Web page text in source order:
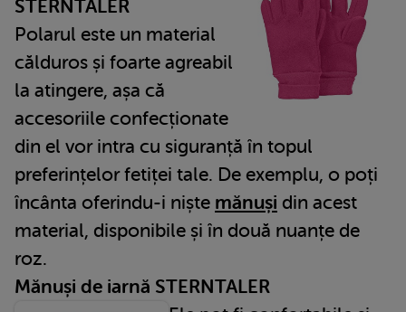
STERNTALER
Polarul este un material
călduros și foarte agreabil
la atingere, așa că
accesoriile confecționate
din el vor intra cu siguranță în topul
preferințelor fetiței tale. De exemplu, o poți
încânta oferindu-i niște mănuși din acest
material, disponibile și în două nuanțe de
roz.
Mănuși de iarnă STERNTALER